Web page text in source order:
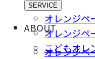
SERVICE
オレンジペ
オレンジペ
こどもオレ
ABOUT
オレンジペ